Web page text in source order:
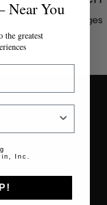
für ein gültiges
Near You
the greatest
Inc.